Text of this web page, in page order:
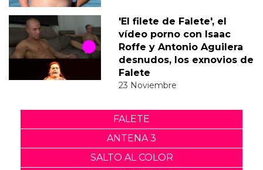
'El filete de Falete', el
vídeo porno con Isaac
Roffe y Antonio Aguilera
desnudos, los exnovios de
Falete
23 Noviembre
FALETE
ANTENA 3
SALTO AL COLOR